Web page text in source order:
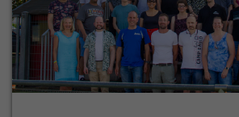
Zweck
Dieses Cookie merkt
Spracheinstellung